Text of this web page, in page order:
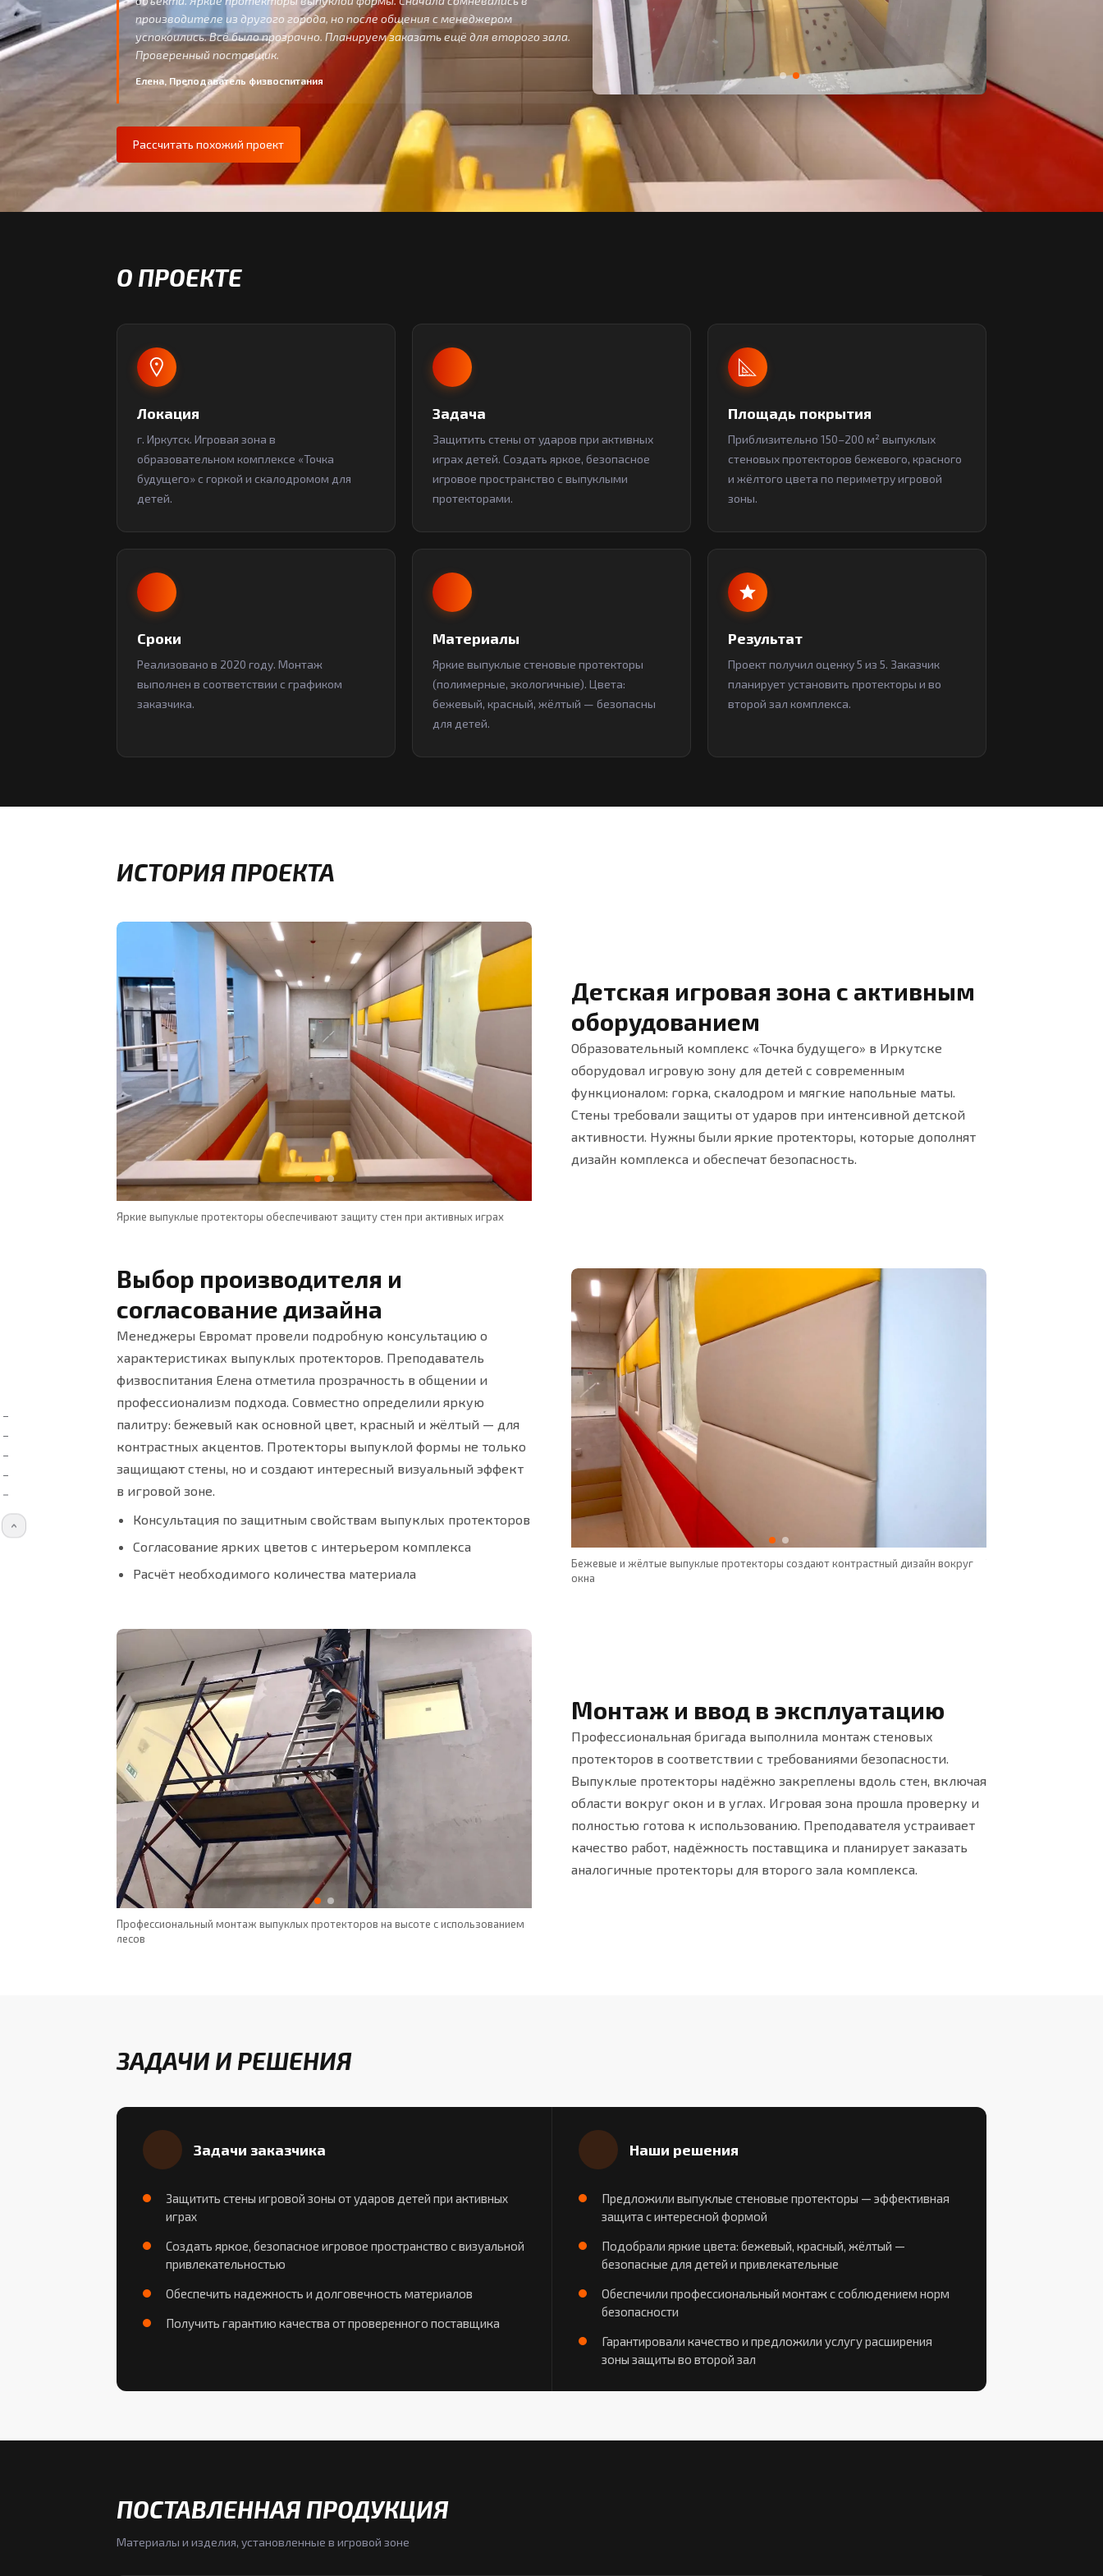
производителе из другого города, но после общения с менеджером
успокоились. Всё было прозрачно. Планируем заказать ещё для второго зала.
Проверенный поставщик.
Елена, Преподаватель физвоспитания
Рассчитать похожий проект
2 фото
О ПРОЕКТЕ
Локация
г. Иркутск. Игровая зона в
образовательном комплексе «Точка
будущего» с горкой и скалодромом для
детей.
Задача
Защитить стены от ударов при активных
играх детей. Создать яркое, безопасное
игровое пространство с выпуклыми
протекторами.
Площадь покрытия
Приблизительно 150–200 м² выпуклых
стеновых протекторов бежевого, красного
и жёлтого цвета по периметру игровой
зоны.
Сроки
Реализовано в 2020 году. Монтаж
выполнен в соответствии с графиком
заказчика.
Материалы
Яркие выпуклые стеновые протекторы
(полимерные, экологичные). Цвета:
бежевый, красный, жёлтый — безопасны
для детей.
Результат
Проект получил оценку 5 из 5. Заказчик
планирует установить протекторы и во
второй зал комплекса.
ИСТОРИЯ ПРОЕКТА
Яркие выпуклые протекторы обеспечивают защиту стен при активных играх
Детская игровая зона с активным
оборудованием
Образовательный комплекс «Точка будущего» в Иркутске
оборудовал игровую зону для детей с современным
функционалом: горка, скалодром и мягкие напольные маты.
Стены требовали защиты от ударов при интенсивной детской
активности. Нужны были яркие протекторы, которые дополнят
дизайн комплекса и обеспечат безопасность.
Бежевые и жёлтые выпуклые протекторы создают контрастный дизайн вокруг
окна
Выбор производителя и
согласование дизайна
Менеджеры Евромат провели подробную консультацию о
характеристиках выпуклых протекторов. Преподаватель
физвоспитания Елена отметила прозрачность в общении и
профессионализм подхода. Совместно определили яркую
палитру: бежевый как основной цвет, красный и жёлтый — для
контрастных акцентов. Протекторы выпуклой формы не только
защищают стены, но и создают интересный визуальный эффект
в игровой зоне.
Консультация по защитным свойствам выпуклых протекторов
Согласование ярких цветов с интерьером комплекса
Расчёт необходимого количества материала
Профессиональный монтаж выпуклых протекторов на высоте с использованием
лесов
Монтаж и ввод в эксплуатацию
Профессиональная бригада выполнила монтаж стеновых
протекторов в соответствии с требованиями безопасности.
Выпуклые протекторы надёжно закреплены вдоль стен, включая
области вокруг окон и в углах. Игровая зона прошла проверку и
полностью готова к использованию. Преподавателя устраивает
качество работ, надёжность поставщика и планирует заказать
аналогичные протекторы для второго зала комплекса.
ЗАДАЧИ И РЕШЕНИЯ
Задачи заказчика
Защитить стены игровой зоны от ударов детей при активных
играх
Создать яркое, безопасное игровое пространство с визуальной
привлекательностью
Обеспечить надежность и долговечность материалов
Получить гарантию качества от проверенного поставщика
Наши решения
Предложили выпуклые стеновые протекторы — эффективная
защита с интересной формой
Подобрали яркие цвета: бежевый, красный, жёлтый —
безопасные для детей и привлекательные
Обеспечили профессиональный монтаж с соблюдением норм
безопасности
Гарантировали качество и предложили услугу расширения
зоны защиты во второй зал
ПОСТАВЛЕННАЯ ПРОДУКЦИЯ
Материалы и изделия, установленные в игровой зоне